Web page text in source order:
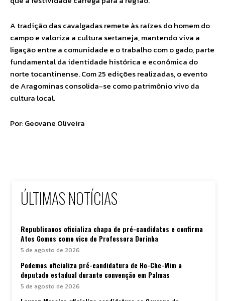
A tradição das cavalgadas remete às raízes do homem do
campo e valoriza a cultura sertaneja, mantendo viva a
ligação entre a comunidade e o trabalho com o gado, parte
fundamental da identidade histórica e econômica do
norte tocantinense. Com 25 edições realizadas, o evento
de Aragominas consolida-se como patrimônio vivo da
cultura local.
Por: Geovane Oliveira
ÚLTIMAS NOTÍCIAS
Republicanos oficializa chapa de pré-candidatos e confirma
Atos Gomes como vice de Professora Dorinha
5 de agosto de 2026
Podemos oficializa pré-candidatura de Ho-Che-Mim a
deputado estadual durante convenção em Palmas
5 de agosto de 2026